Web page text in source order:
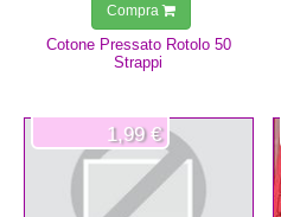
Cotone Pressato Rotolo 50
Strappi
Compra
1,99 €